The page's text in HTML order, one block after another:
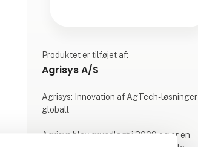
Produktet er tilføjet af:
Agrisys A/S
Agrisys: Innovation af AgTech-løsninger
globalt
Agrisys blev grundlagt i 2009 og er en